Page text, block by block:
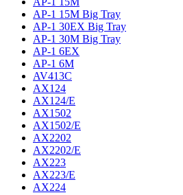
AP-1 15M Big Tray
AP-1 30EX Big Tray
AP-1 30M Big Tray
AP-1 6EX
AP-1 6M
AV413C
AX124
AX124/E
AX1502
AX1502/E
AX2202
AX2202/E
AX223
AX223/E
AX224